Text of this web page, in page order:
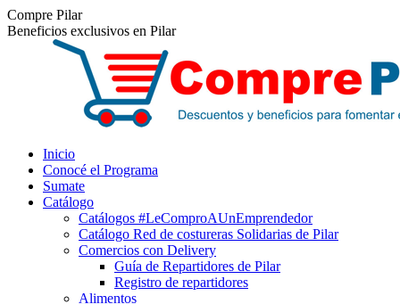
Saltar
al
contenido
Facebook
Instagram
Compre Pilar
Beneficios exclusivos en Pilar
Inicio
Conocé el Programa
Sumate
Catálogo
Catálogos #LeComproAUnEmprendedor
Catálogo Red de costureras Solidarias de Pilar
Comercios con Delivery
Guía de Repartidores de Pilar
Registro de repartidores
Alimentos